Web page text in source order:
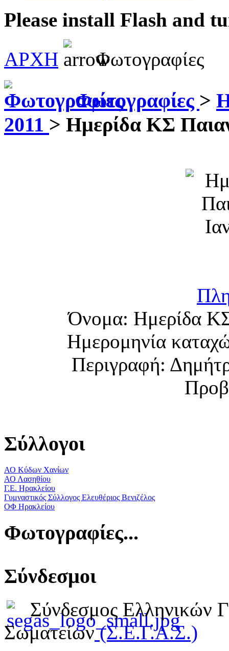
Please install Flash and
ΑΡΧΗ
Φωτογραφίες
Φωτογραφίες >
2011 > Ημερίδα ΚΣ
Όνομα: Ημερίδα
Ημερομηνία
Περιγραφή:
Σύλλογοι
ΑΟ Κύδων Χανίων
ΑΟ Λασηθίου
Γ.Ε. Ηρακλείου
Γυμναστικός Σύλλογος Ελευθέριος Βενιζέλος
ΟΦ Ηρακλείου
Φωτογραφίες...
Σύνδεσμοι
Σύνδεσμος Ελληνικών
Σωματείων (Σ.Ε.Γ.Α.Σ.)